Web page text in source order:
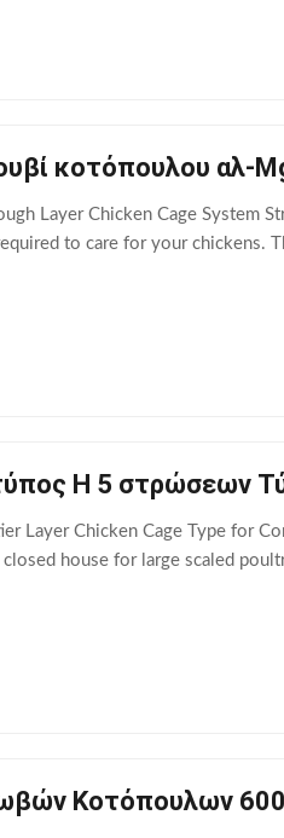
κοτόπουλου αλ-
Layer Chicken Cage System
to care for your chickens.
H 5 στρώσεων
Layer Chicken Cage Type for
closed house for large scaled
Κοτόπουλων